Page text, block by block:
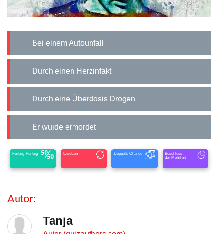
Bei einem Autounfall
Durch einen Herzinfakt
Durch eine Überdosis Drogen
Er wurde ermordet
Fünfzig-Fünfzig Ersetzen Doppelte Chance
Beschluss
der Mehrheit
Autor:
Tanja